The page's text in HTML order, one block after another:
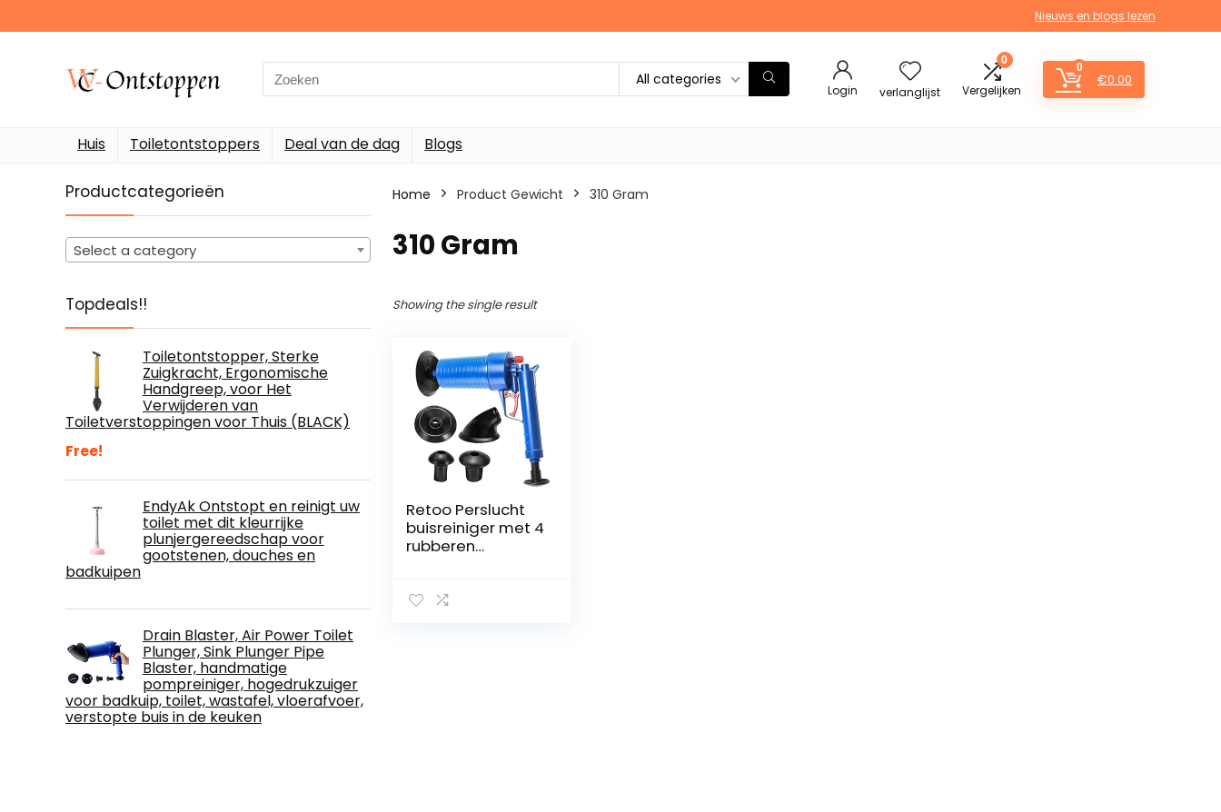
Nieuws en blogs lezen
Search
for:
All categories
Login verlanglijst
0
Vergelijken
0
€0.00
Huis Toiletontstoppers Deal van de dag Blogs
Productcategorieën
Select a category
Topdeals!!
Toiletontstopper, Sterke
Zuigkracht, Ergonomische
Handgreep, voor Het
Verwijderen van
Toiletverstoppingen voor Thuis (BLACK)
Free!
EndyAk Ontstopt en reinigt uw
toilet met dit kleurrijke
plunjergereedschap voor
gootstenen, douches en
badkuipen
Drain Blaster, Air Power Toilet
Plunger, Sink Plunger Pipe
Blaster, handmatige
pompreiniger, hogedrukzuiger
voor badkuip, toilet, wastafel, vloerafvoer,
verstopte buis in de keuken
Home Product Gewicht ‎310 Gram
‎310 Gram
Showing the single result
Retoo Perslucht
buisreiniger met 4
rubberen
voor het